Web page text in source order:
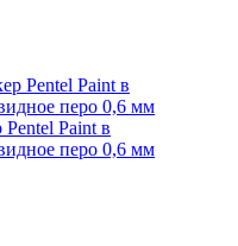
Paint в
перо 0,6 мм